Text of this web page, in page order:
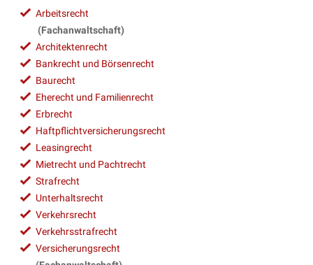
Arbeitsrecht
(Fachanwaltschaft)
Architektenrecht
Bankrecht und Börsenrecht
Baurecht
Eherecht und Familienrecht
Erbrecht
Haftpflichtversicherungsrecht
Leasingrecht
Mietrecht und Pachtrecht
Strafrecht
Unterhaltsrecht
Verkehrsrecht
Verkehrsstrafrecht
Versicherungsrecht